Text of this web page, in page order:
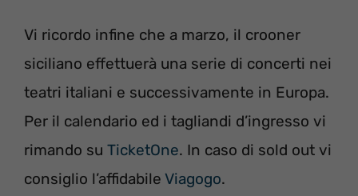
Vi ricordo infine che a marzo, il crooner
siciliano effettuerà una serie di concerti nei
teatri italiani e successivamente in Europa.
Per il calendario ed i tagliandi d’ingresso vi
rimando su TicketOne. In caso di sold out vi
consiglio l’affidabile Viagogo.